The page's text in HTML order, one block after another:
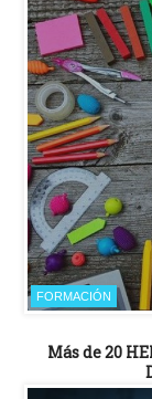
FORMACIÓN
Más de 20